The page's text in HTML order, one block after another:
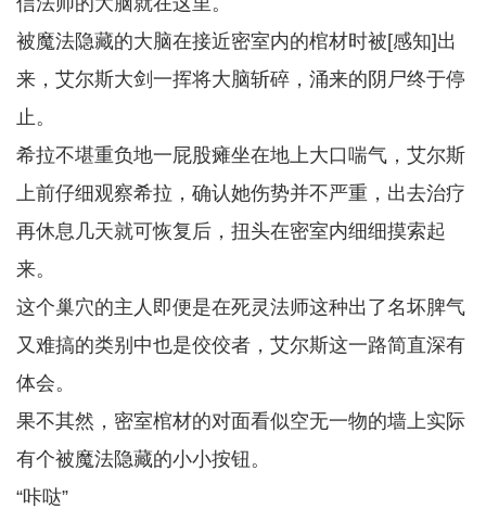
被魔法隐藏的大脑在接近密室内的棺材时被[感知]出
来，艾尔斯大剑一挥将大脑斩碎，涌来的阴尸终于停
止。
希拉不堪重负地一屁股瘫坐在地上大口喘气，艾尔斯
上前仔细观察希拉，确认她伤势并不严重，出去治疗
再休息几天就可恢复后，扭头在密室内细细摸索起
来。
这个巢穴的主人即便是在死灵法师这种出了名坏脾气
又难搞的类别中也是佼佼者，艾尔斯这一路简直深有
体会。
果不其然，密室棺材的对面看似空无一物的墙上实际
有个被魔法隐藏的小小按钮。
“咔哒”